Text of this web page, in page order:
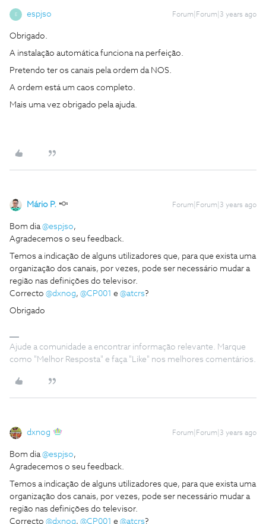
E espjso Forum|Forum|3 years ago
Obrigado.
A instalação automática funciona na perfeição.
Pretendo ter os canais pela ordem da NOS.
A ordem está um caos completo.
Mais uma vez obrigado pela ajuda.
Mário P. Forum|Forum|3 years ago
Bom dia@espjso,
Agradecemos o seu feedback.
Temos a indicação de alguns utilizadores que, para que exista uma
organização dos canais, por vezes, pode ser necessário mudar a
região nas definições do televisor.
Correcto @dxnog, @CP001 e @atcrs?
Obrigado
Ajude a comunidade a encontrar informação relevante. Marque
como "Melhor Resposta" e faça "Like" nos melhores comentários.
dxnog Forum|Forum|3 years ago
Bom dia@espjso,
Agradecemos o seu feedback.
Temos a indicação de alguns utilizadores que, para que exista uma
organização dos canais, por vezes, pode ser necessário mudar a
região nas definições do televisor.
Correcto @dxnog, @CP001 e @atcrs?